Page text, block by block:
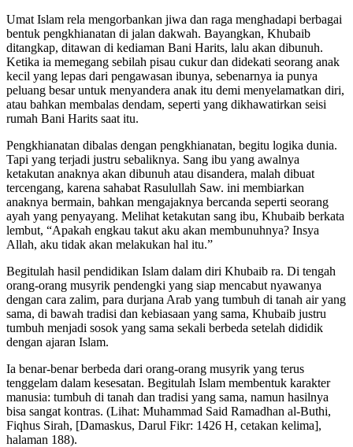
Umat Islam rela mengorbankan jiwa dan raga menghadapi berbagai
bentuk pengkhianatan di jalan dakwah. Bayangkan, Khubaib
ditangkap, ditawan di kediaman Bani Harits, lalu akan dibunuh.
Ketika ia memegang sebilah pisau cukur dan didekati seorang anak
kecil yang lepas dari pengawasan ibunya, sebenarnya ia punya
peluang besar untuk menyandera anak itu demi menyelamatkan diri,
atau bahkan membalas dendam, seperti yang dikhawatirkan seisi
rumah Bani Harits saat itu.
Pengkhianatan dibalas dengan pengkhianatan, begitu logika dunia.
Tapi yang terjadi justru sebaliknya. Sang ibu yang awalnya
ketakutan anaknya akan dibunuh atau disandera, malah dibuat
tercengang, karena sahabat Rasulullah Saw. ini membiarkan
anaknya bermain, bahkan mengajaknya bercanda seperti seorang
ayah yang penyayang. Melihat ketakutan sang ibu, Khubaib berkata
lembut, “Apakah engkau takut aku akan membunuhnya? Insya
Allah, aku tidak akan melakukan hal itu.”
Begitulah hasil pendidikan Islam dalam diri Khubaib ra. Di tengah
orang-orang musyrik pendengki yang siap mencabut nyawanya
dengan cara zalim, para durjana Arab yang tumbuh di tanah air yang
sama, di bawah tradisi dan kebiasaan yang sama, Khubaib justru
tumbuh menjadi sosok yang sama sekali berbeda setelah dididik
dengan ajaran Islam.
Ia benar-benar berbeda dari orang-orang musyrik yang terus
tenggelam dalam kesesatan. Begitulah Islam membentuk karakter
manusia: tumbuh di tanah dan tradisi yang sama, namun hasilnya
bisa sangat kontras. (Lihat: Muhammad Said Ramadhan al-Buthi,
Fiqhus Sirah, [Damaskus, Darul Fikr: 1426 H, cetakan kelima],
halaman 188).